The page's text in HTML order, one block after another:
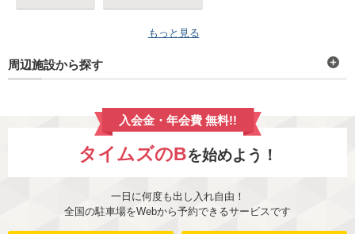
もっと見る
周辺施設から探す
入会金・年会費 無料!!
タイムズのBを始めよう！
一日に何度も出し入れ自由！
全国の駐車場をWebから予約できるサービスです